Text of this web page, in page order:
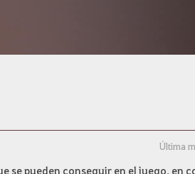
Última
se pueden conseguir en el juego, en